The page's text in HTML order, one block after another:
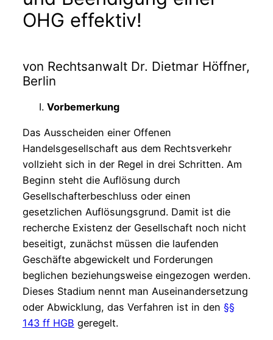
OHG effektiv!
von Rechtsanwalt Dr. Dietmar Höffner,
Berlin
Vorbemerkung
Das Ausscheiden einer Offenen
Handelsgesellschaft aus dem Rechtsverkehr
vollzieht sich in der Regel in drei Schritten. Am
Beginn steht die Auflösung durch
Gesellschafterbeschluss oder einen
gesetzlichen Auflösungsgrund. Damit ist die
recherche Existenz der Gesellschaft noch nicht
beseitigt, zunächst müssen die laufenden
Geschäfte abgewickelt und Forderungen
beglichen beziehungsweise eingezogen werden.
Dieses Stadium nennt man Auseinandersetzung
oder Abwicklung, das Verfahren ist in den §§
143 ff HGB geregelt.